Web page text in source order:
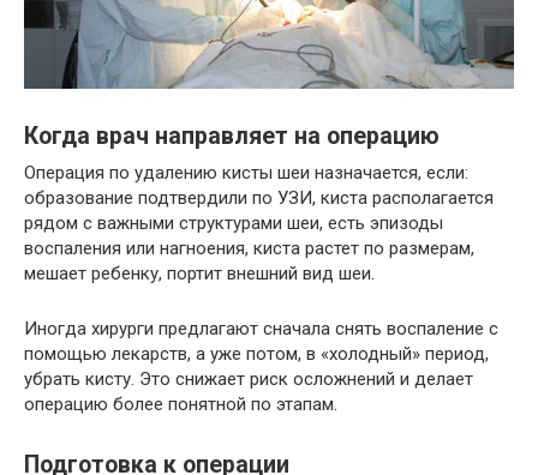
Когда врач направляет на операцию
Операция по удалению кисты шеи назначается, если:
образование подтвердили по УЗИ, киста располагается
рядом с важными структурами шеи, есть эпизоды
воспаления или нагноения, киста растет по размерам,
мешает ребенку, портит внешний вид шеи.
Иногда хирурги предлагают сначала снять воспаление с
помощью лекарств, а уже потом, в «холодный» период,
убрать кисту. Это снижает риск осложнений и делает
операцию более понятной по этапам.
Подготовка к операции